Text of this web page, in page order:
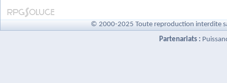
© 2000-2025 Toute reproduction interdite
Partenariats :